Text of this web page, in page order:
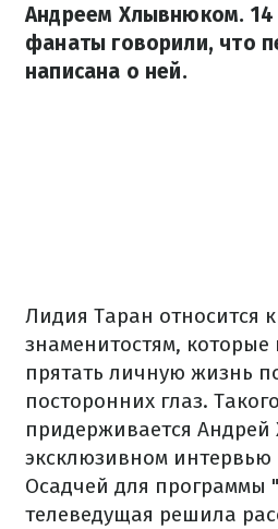
Андреем Хлывнюком. 14
фанаты говорили, что
написана о ней.
Лидия Таран относится
знаменитостям,
прятать личную жизнь
посторонних глаз.
придерживается
эксклюзивном интервью
Осадчей для программы "
телеведущая решила